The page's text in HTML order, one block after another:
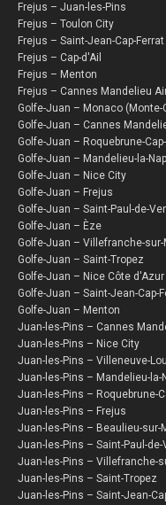
Frejus – Juan-les-Pins
Frejus – Toulon City
Frejus – Saint-Jean-Cap-Ferrat
Frejus – Cap-d'Ail
Frejus – Menton
Frejus – Cannes Mandelieu
Golfe-Juan – Monaco (Monte-
Golfe-Juan – Cannes
Golfe-Juan – Roquebrune-
Golfe-Juan – Mandelieu-la-
Golfe-Juan – Nice City
Golfe-Juan – Frejus
Golfe-Juan – Saint-Paul-de-
Golfe-Juan – Èze
Golfe-Juan – Villefranche-sur-
Golfe-Juan – Saint-Tropez
Golfe-Juan – Nice Côte d'Azur
Golfe-Juan – Saint-Jean-Cap-
Golfe-Juan – Menton
Juan-les-Pins – Cannes
Juan-les-Pins – Nice City
Juan-les-Pins – Villeneuve-
Juan-les-Pins – Mandelieu-la-
Juan-les-Pins – Roquebrune-
Juan-les-Pins – Frejus
Juan-les-Pins – Beaulieu-sur-
Juan-les-Pins – Saint-Paul-
Juan-les-Pins – Villefranche-
Juan-les-Pins – Saint-Tropez
Juan-les-Pins – Saint-Jean-